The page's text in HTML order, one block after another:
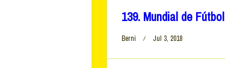
139. Mundial de Fútbol
Berni Jul 3, 2018